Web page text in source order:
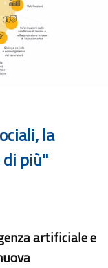
la
di più"
artificiale e